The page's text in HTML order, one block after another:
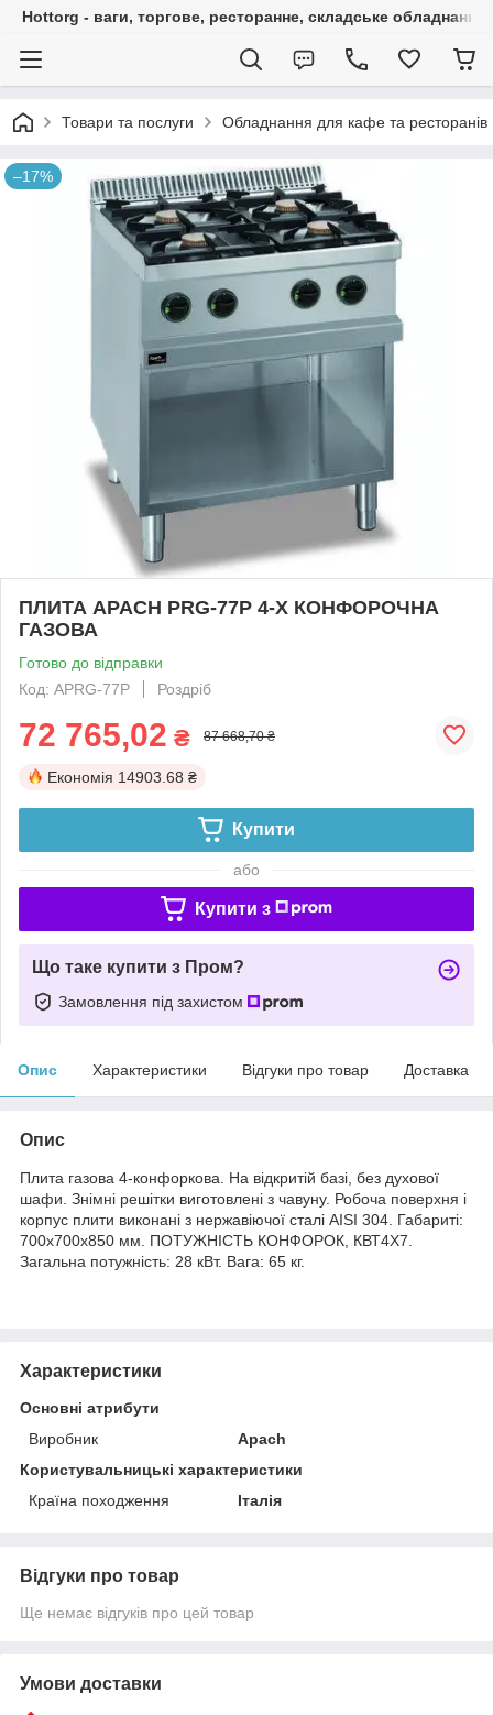
Hottorg - ваги, торгове, ресторанне, складське обладнання
Товари та послуги Обладнання для кафе та ресторанів
–17%
ПЛИТА APACH PRG-77P 4-Х КОНФОРОЧНА
ГАЗОВА
Готово до відправки
Код: APRG-77P
Роздріб
72 765,02 ₴ 87 668,70 ₴
Економія 14903.68 ₴
Купити
або
Купити з
Що таке купити з Пром?
Замовлення під захистом
Опис Характеристики Відгуки про товар Доставка
Опис
Плита газова 4-конфоркова. На відкритій базі, без духової
шафи. Знімні решітки виготовлені з чавуну. Робоча поверхня і
корпус плити виконані з нержавіючої сталі AISI 304. Габариті:
700х700х850 мм. ПОТУЖНІСТЬ КОНФОРОК, КВТ4Х7.
Загальна потужність: 28 кВт. Вага: 65 кг.
Характеристики
Основні атрибути
Виробник
Apach
Користувальницькі характеристики
Країна походження
Італія
Відгуки про товар
Ще немає відгуків про цей товар
Умови доставки